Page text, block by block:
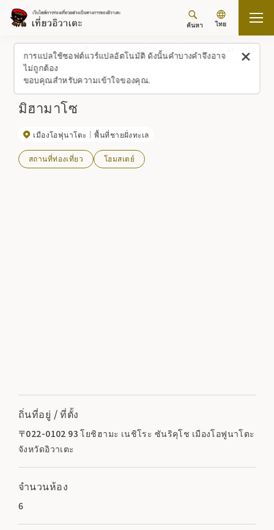
การแปลใช้ซอฟต์แวร์แปลอัตโนมัติ ดังนั้นคำบางคำจึงอาจ
ไม่ถูกต้อง
ขอบคุณสำหรับความเข้าใจของคุณ.
ค้นหา ไทย
กลับขึ้นด้านบน สถานที่/ประสบการณ์ (รายการ)
มิฮามาโซ
เมืองโอฟุนาโตะ พื้นที่ชายฝั่งทะเล
สถานที่ท่องเที่ยว โฮมสเตย์
ถิ่นที่อยู่ / ที่ตั้ง
〒022-0102 93 โยชิฮามะ เนชิโระ ซันริคุโช เมืองโอฟูนาโตะ
จังหวัดอิวาเตะ
จำนวนห้อง
6